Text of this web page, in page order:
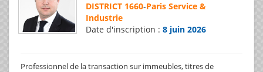
DISTRICT 1660-Paris Service &
Industrie
Date d'inscription : 8 juin 2026
Professionnel de la transaction sur immeubles, titres de